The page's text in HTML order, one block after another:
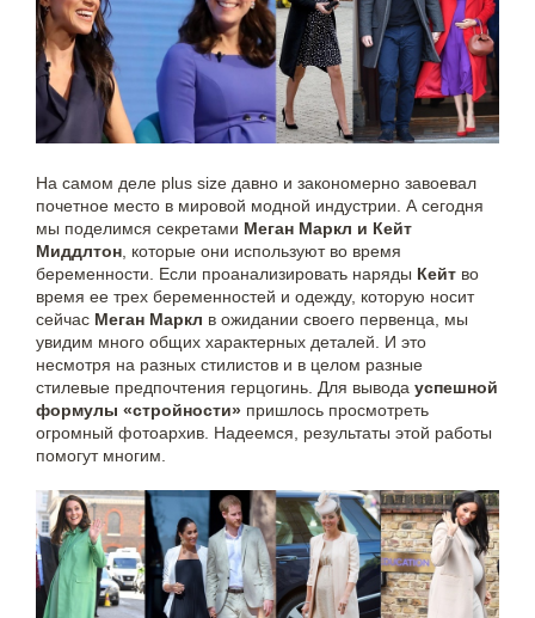
На самом деле plus size давно и закономерно завоевал
почетное место в мировой модной индустрии. А сегодня
мы поделимся секретами Меган Маркл и Кейт
Миддлтон, которые они используют во время
беременности. Если проанализировать наряды Кейт во
время ее трех беременностей и одежду, которую носит
сейчас Меган Маркл в ожидании своего первенца, мы
увидим много общих характерных деталей. И это
несмотря на разных стилистов и в целом разные
стилевые предпочтения герцогинь. Для вывода успешной
формулы «стройности» пришлось просмотреть
огромный фотоархив. Надеемся, результаты этой работы
помогут многим.